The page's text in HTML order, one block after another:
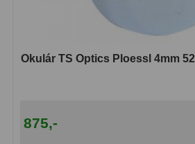
Okulár TS Optics Ploessl 4mm
875,-